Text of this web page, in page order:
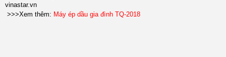
vinastar.vn
>>>Xem thêm: Máy ép dầu gia đình TQ-2018